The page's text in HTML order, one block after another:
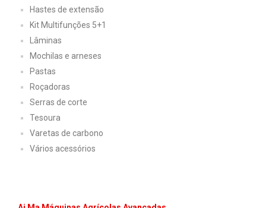
Hastes de extensão
Kit Multifunções 5+1
Lâminas
Mochilas e arneses
Pastas
Roçadoras
Serras de corte
Tesoura
Varetas de carbono
Vários acessórios